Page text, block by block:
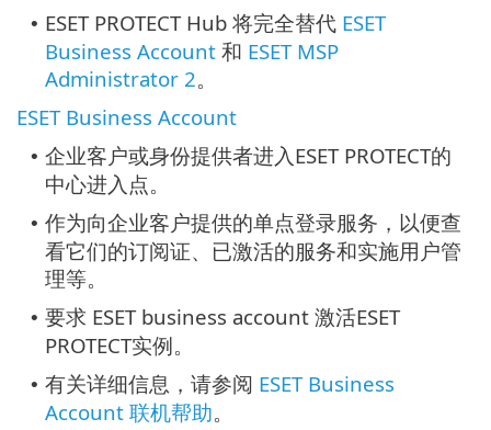
• ESET PROTECT Hub 将完全替代 ESET
Business Account 和 ESET MSP
Administrator 2。
ESET Business Account
• 企业客户或身份提供者进入ESET PROTECT的
中心进入点。
• 作为向企业客户提供的单点登录服务，以便查
看它们的订阅证、已激活的服务和实施用户管
理等。
• 要求 ESET business account 激活ESET
PROTECT实例。
• 有关详细信息，请参阅 ESET Business
Account 联机帮助。